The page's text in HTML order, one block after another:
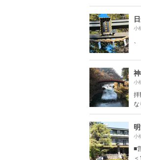
小
小
拝
な
小
■